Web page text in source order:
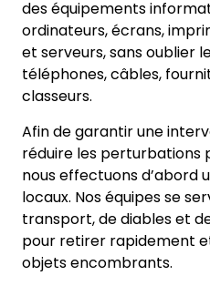
des équipements
ordinateurs, écrans,
et serveurs, sans oublier
téléphones, câbles,
classeurs.
Afin de garantir une
réduire les perturbations
nous effectuons d’abord
locaux. Nos équipes se
transport, de diables et
pour retirer rapidement
objets encombrants.